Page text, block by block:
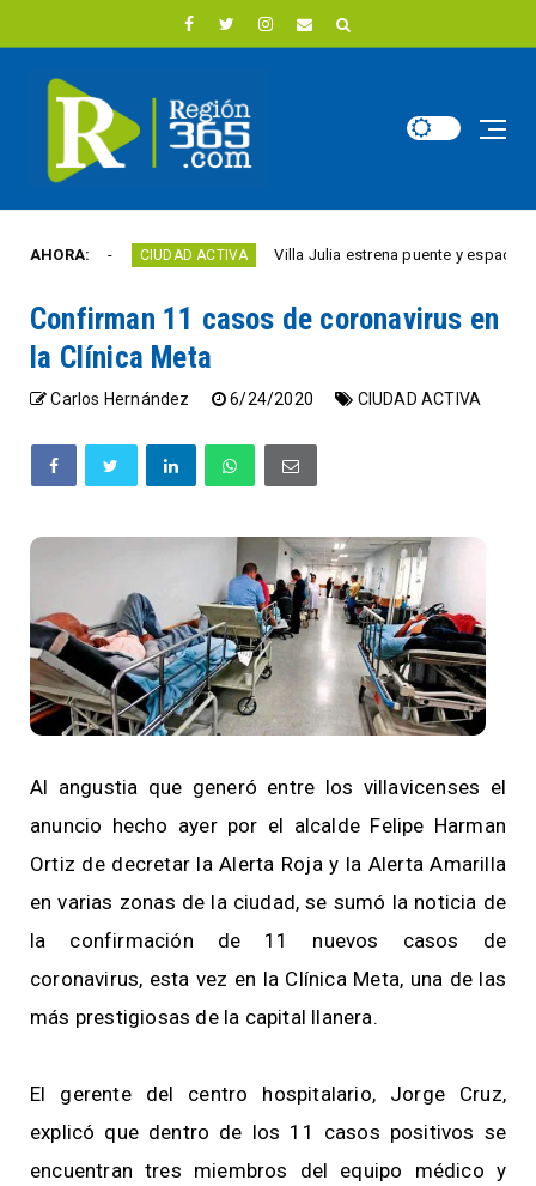
AHORA:CIUDAD ACTIVA Villa Julia estrena puente y espacios
Confirman 11 casos de coronavirus en
la Clínica Meta
Carlos Hernández 6/24/2020 CIUDAD ACTIVA
Al angustia que generó entre los villavicenses el
anuncio hecho ayer por el alcalde Felipe Harman
Ortiz de decretar la Alerta Roja y la Alerta Amarilla
en varias zonas de la ciudad, se sumó la noticia de
la confirmación de 11 nuevos casos de
coronavirus, esta vez en la Clínica Meta, una de las
más prestigiosas de la capital llanera.
El gerente del centro hospitalario, Jorge Cruz,
explicó que dentro de los 11 casos positivos se
encuentran tres miembros del equipo médico y